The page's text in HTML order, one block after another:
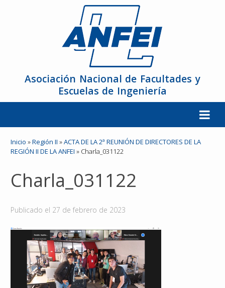
Asociación Nacional de Facultades y
Escuelas de Ingeniería
La ANFEI
Reconocimientos
Publicaciones
Inicio »Región II »ACTA DE LA 2ª REUNIÓN DE DIRECTORES DE LA
REGIÓN II DE LA ANFEI » Charla_031122
Charla_031122
Publicado el 27 de febrero de 2023